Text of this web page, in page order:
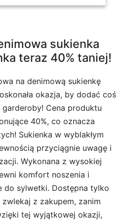
sukienka
teraz 40% taniej!
na denimową sukienkę
okazja, by dodać coś
Cena produktu
40%, co oznacza
Sukienka w wyblakłym
przyciągnie uwagę i
Wykonana z wysokiej
komfort noszenia i
do sylwetki. Dostępna tylko
z zakupem, zanim
tej wyjątkowej okazji,